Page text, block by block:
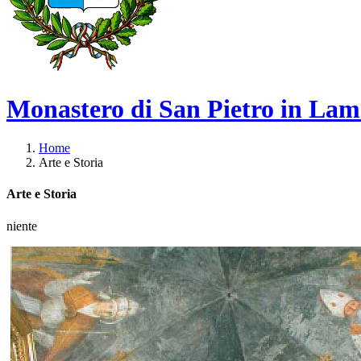
Monastero di San Pietro in
Home
Arte e Storia
Arte e Storia
niente